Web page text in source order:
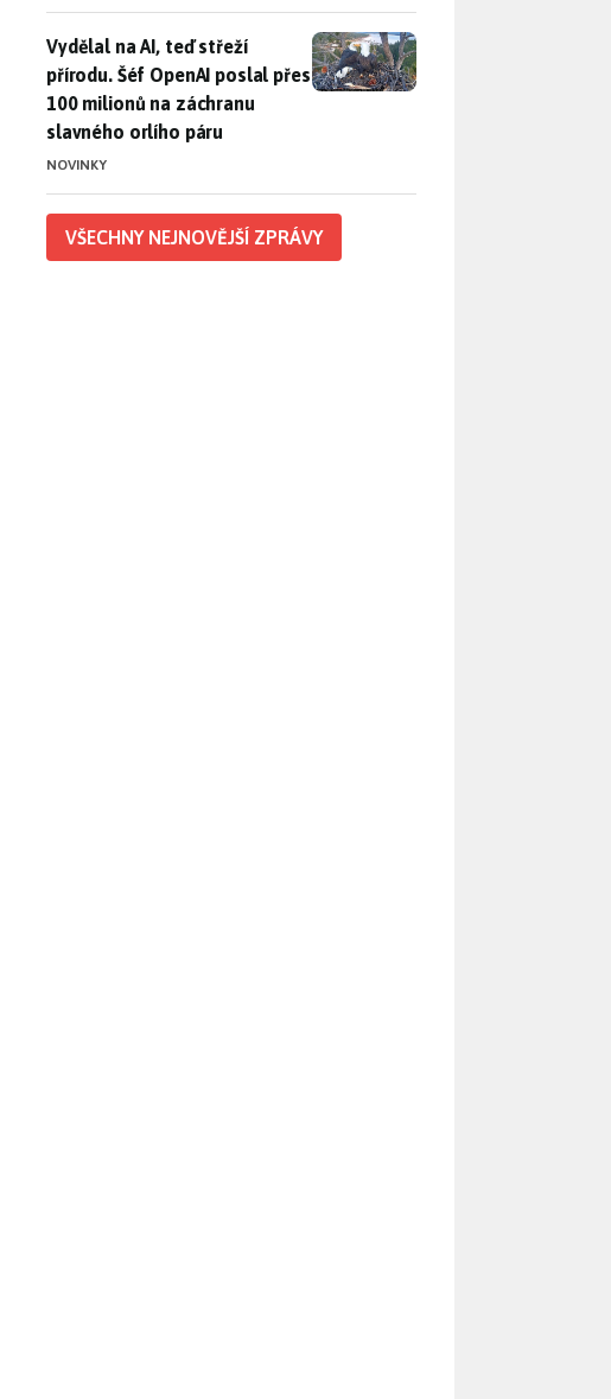
Vydělal na AI, teď střeží přírodu. Šéf OpenAI poslal přes 100
Vydělal na AI, teď střeží
přírodu. Šéf OpenAI poslal přes
100 milionů na záchranu
slavného orlího páru
NOVINKY
VŠECHNY NEJNOVĚJŠÍ ZPRÁVY